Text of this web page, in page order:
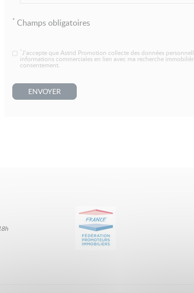
* Champs obligatoires
* J’accepte que Astrid Promotion collecte des données
informations commerciales en lien avec ma recherche
consentement.
ENVOYER